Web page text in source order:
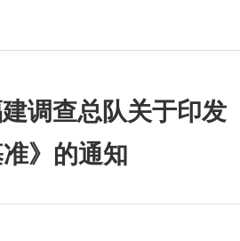
调查总队关于印发
》的通知